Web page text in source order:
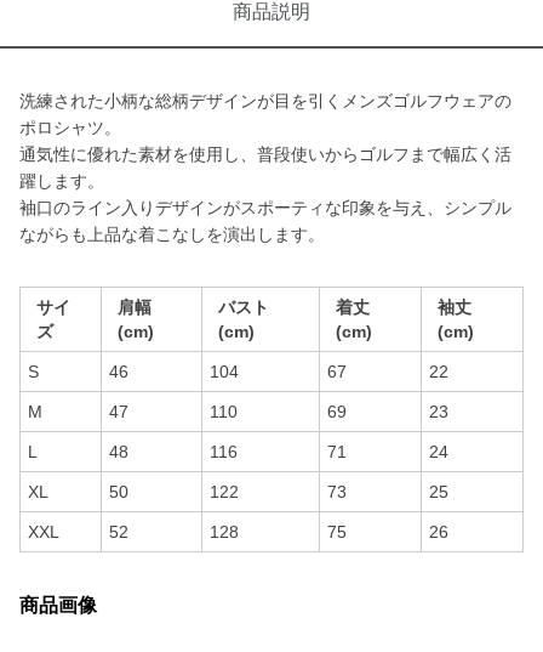
商品説明
洗練された小柄な総柄デザインが目を引くメンズゴルフウェアの
ポロシャツ。
通気性に優れた素材を使用し、普段使いからゴルフまで幅広く活
躍します。
袖口のライン入りデザインがスポーティな印象を与え、シンプル
ながらも上品な着こなしを演出します。
サイ
ズ
肩幅
(cm)
バスト
(cm)
着丈
(cm)
袖丈
(cm)
S 46 104 67 22
M 47 110 69 23
L 48 116 71 24
XL 50 122 73 25
XXL 52 128 75 26
商品画像